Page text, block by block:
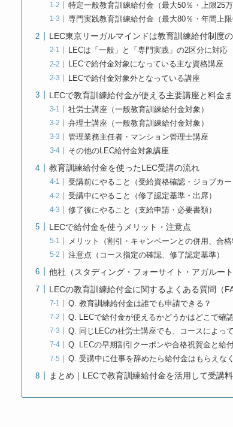
特定一般教育訓練給付金（最大50％・上限25万
専門実践教育訓練給付金（最大80％・年間上限
LEC東京リーガルマインドは教育訓練給付制度
LECは「一般」と「専門実践」の2区分に対応
LECで給付金対象になっている主な資格講座
LECで給付金対象外となっている講座
LECで教育訓練給付金が使える主要講座と料金
社労士講座（一般教育訓練給付金対象）
弁理士講座（一般教育訓練給付金対象）
管理業務主任者・マンション管理士講座
その他のLEC給付金対象講座
教育訓練給付金を使ったLEC受講の流れ
受講前にやること（受給資格確認・ジョブカー
受講中にやること（修了認定基準・出席）
修了後にやること（支給申請・必要書類）
LECで給付金を使うメリット・注意点
メリット（割引・キャンペーンとの併用、合格
注意点（コース指定の確認、修了認定基準）
他社（スタディング・フォーサイト・アガルー
LECの教育訓練給付金に関するよくある質問（
Q. 教育訓練給付金は誰でも申請できる？
Q. LECで給付金が使えるかどうかはどこで確
Q. 同じLECの社労士講座でも、コースによっ
Q. LECの早期割引クーポンや合格祝賀金と給
Q. 受講中に仕事を辞めたら給付金はもらえな
まとめ｜LECで教育訓練給付金を活用して受講